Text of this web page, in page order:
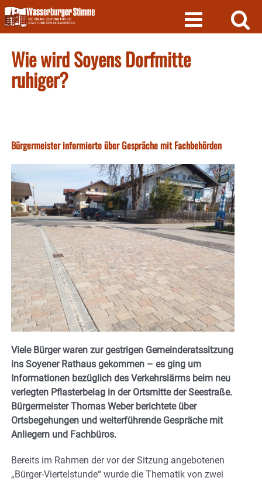
Skip
to
content
Wie wird Soyens Dorfmitte
ruhiger?
Bürgermeister informierte über Gespräche mit Fachbehörden
Viele Bürger waren zur gestrigen Gemeinderatssitzung
ins Soyener Rathaus gekommen – es ging um
Informationen bezüglich des Verkehrslärms beim neu
verlegten Pflasterbelag in der Ortsmitte der Seestraße.
Bürgermeister Thomas Weber berichtete über
Ortsbegehungen und weiterführende Gespräche mit
Anliegern und Fachbüros.
Bereits im Rahmen der vor der Sitzung angebotenen
„Bürger-Viertelstunde“ wurde die Thematik von zwei